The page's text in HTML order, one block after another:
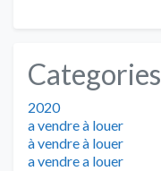
Categories
2020
a vendre à louer
à vendre à louer
a vendre a louer